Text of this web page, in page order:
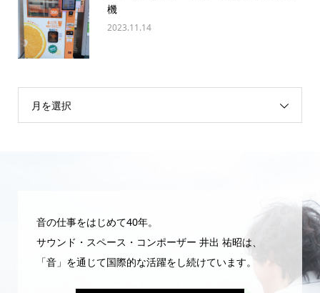
機
2023.11.14
月を選択
音の仕事をはじめて40年。
サウンド・スペース・コンポーザー 井出 祐昭は、
「音」を通じて国際的な活躍をし続けています。